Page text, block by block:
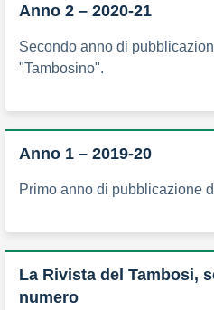
Anno 2 – 2020-21
Secondo anno di
"Tambosino".
Anno 1 – 2019-20
Primo anno di pubblicazione
La Rivista del Tambosi,
numero